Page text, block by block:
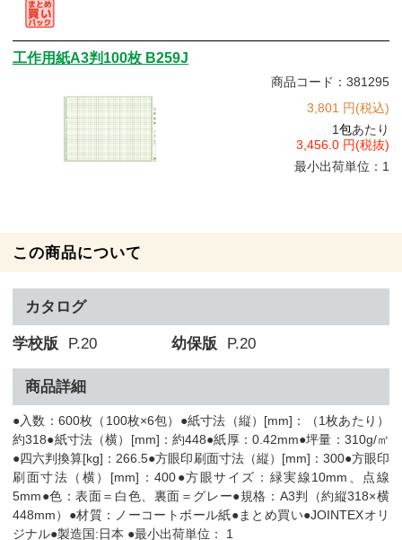
工作用紙A3判100枚 B259J
商品コード：381295
3,801 円(税込)
1包あたり
3,456.0 円(税抜)
最小出荷単位：1
この商品について
カタログ
学校版 P.20 幼保版 P.20
商品詳細
●入数：600枚（100枚×6包）●紙寸法（縦）[mm]：（1枚あたり）
約318●紙寸法（横）[mm]：約448●紙厚：0.42mm●坪量：310g/㎡
●四六判換算[kg]：266.5●方眼印刷面寸法（縦）[mm]：300●方眼印
刷面寸法（横）[mm]：400●方眼サイズ：緑実線10mm、点線
5mm●色：表面＝白色、裏面＝グレー●規格：A3判（約縦318×横
448mm）●材質：ノーコートボール紙●まとめ買い●JOINTEXオリ
ジナル●製造国:日本 ●最小出荷単位： 1